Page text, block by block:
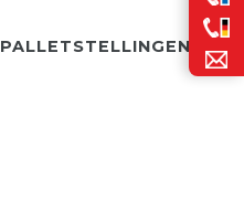
PALLETSTELLINGEN